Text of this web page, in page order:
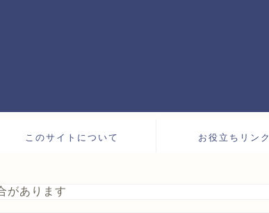
このサイトについて お役立ちリン
があります